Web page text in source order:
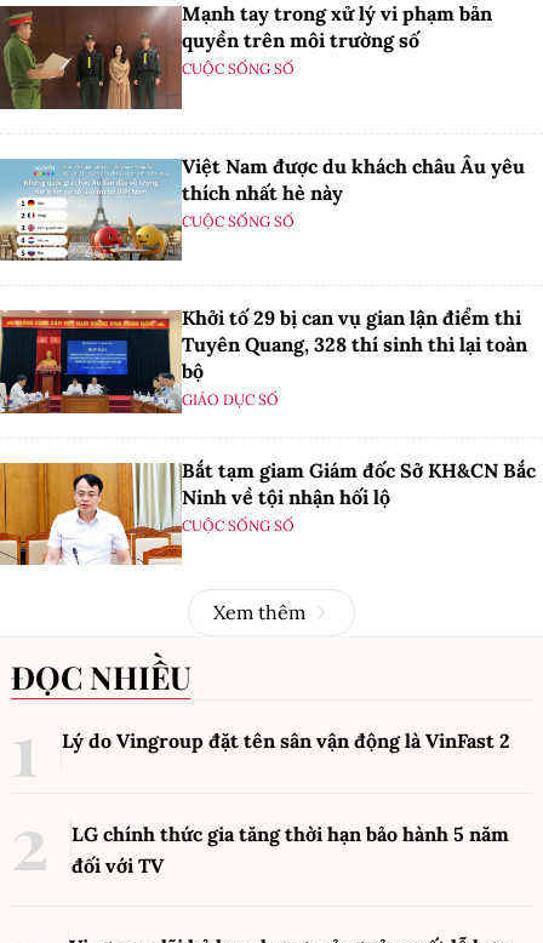
Mạnh tay trong xử lý vi phạm bản
quyền trên môi trường số
CUỘC SỐNG SỐ
Việt Nam được du khách châu Âu yêu
thích nhất hè này
CUỘC SỐNG SỐ
Khởi tố 29 bị can vụ gian lận điểm thi
Tuyên Quang, 328 thí sinh thi lại toàn
bộ
GIÁO DỤC SỐ
Bắt tạm giam Giám đốc Sở KH&CN Bắc
Ninh về tội nhận hối lộ
CUỘC SỐNG SỐ
Xem thêm
ĐỌC NHIỀU
Lý do Vingroup đặt tên sân vận động là VinFast 2
LG chính thức gia tăng thời hạn bảo hành 5 năm
đối với TV